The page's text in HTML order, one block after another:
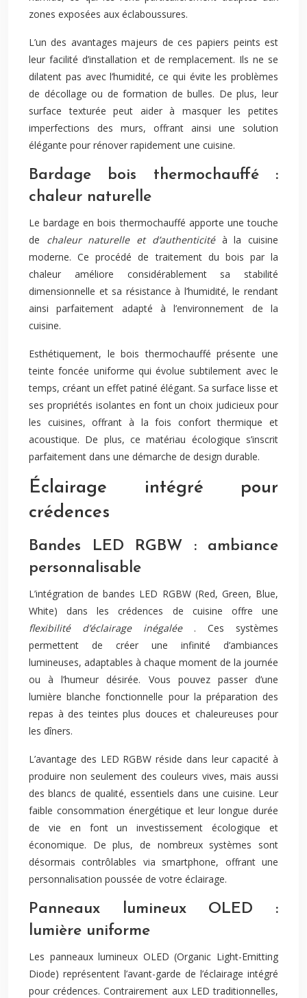
zones exposées aux éclaboussures.
L’un des avantages majeurs de ces papiers peints est
leur facilité d’installation et de remplacement. Ils ne se
dilatent pas avec l’humidité, ce qui évite les problèmes
de décollage ou de formation de bulles. De plus, leur
surface texturée peut aider à masquer les petites
imperfections des murs, offrant ainsi une solution
élégante pour rénover rapidement une cuisine.
Bardage bois thermochauffé :
chaleur naturelle
Le bardage en bois thermochauffé apporte une touche
de chaleur naturelle et d’authenticité à la cuisine
moderne. Ce procédé de traitement du bois par la
chaleur améliore considérablement sa stabilité
dimensionnelle et sa résistance à l’humidité, le rendant
ainsi parfaitement adapté à l’environnement de la
cuisine.
Esthétiquement, le bois thermochauffé présente une
teinte foncée uniforme qui évolue subtilement avec le
temps, créant un effet patiné élégant. Sa surface lisse et
ses propriétés isolantes en font un choix judicieux pour
les cuisines, offrant à la fois confort thermique et
acoustique. De plus, ce matériau écologique s’inscrit
parfaitement dans une démarche de design durable.
Éclairage intégré pour
crédences
Bandes LED RGBW : ambiance
personnalisable
L’intégration de bandes LED RGBW (Red, Green, Blue,
White) dans les crédences de cuisine offre une
flexibilité d’éclairage inégalée . Ces systèmes
permettent de créer une infinité d’ambiances
lumineuses, adaptables à chaque moment de la journée
ou à l’humeur désirée. Vous pouvez passer d’une
lumière blanche fonctionnelle pour la préparation des
repas à des teintes plus douces et chaleureuses pour
les dîners.
L’avantage des LED RGBW réside dans leur capacité à
produire non seulement des couleurs vives, mais aussi
des blancs de qualité, essentiels dans une cuisine. Leur
faible consommation énergétique et leur longue durée
de vie en font un investissement écologique et
économique. De plus, de nombreux systèmes sont
désormais contrôlables via smartphone, offrant une
personnalisation poussée de votre éclairage.
Panneaux lumineux OLED :
lumière uniforme
Les panneaux lumineux OLED (Organic Light-Emitting
Diode) représentent l’avant-garde de l’éclairage intégré
pour crédences. Contrairement aux LED traditionnelles,